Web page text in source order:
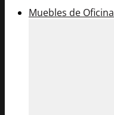
Muebles de Oficina